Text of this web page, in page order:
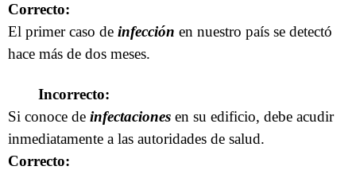
Correcto:
El primer caso de infección en nuestro país se detectó
hace más de dos meses.
Incorrecto:
Si conoce de infectaciones en su edificio, debe acudir
inmediatamente a las autoridades de salud.
Correcto: